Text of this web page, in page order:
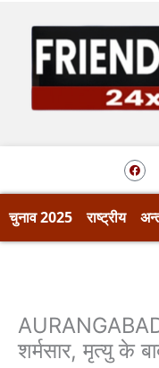
content
F
a
c
e
चुनाव 2025 राष्ट्रीय
शर्मसार, मृत्यु के